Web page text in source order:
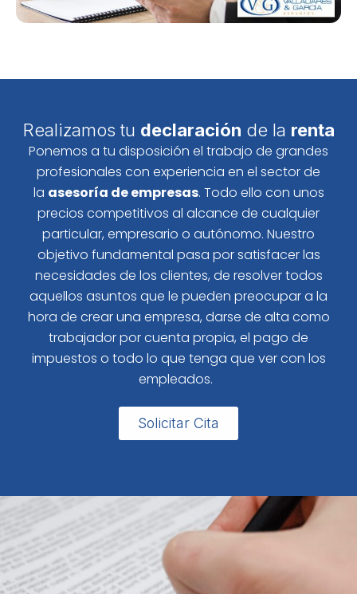
Realizamos tu declaración de la renta
Ponemos a tu disposición el trabajo de grandes
profesionales con experiencia en el sector de
la asesoría de empresas. Todo ello con unos
precios competitivos al alcance de cualquier
particular, empresario o autónomo. Nuestro
objetivo fundamental pasa por satisfacer las
necesidades de los clientes, de resolver todos
aquellos asuntos que le pueden preocupar a la
hora de crear una empresa, darse de alta como
trabajador por cuenta propia, el pago de
impuestos o todo lo que tenga que ver con los
empleados.
Solicitar Cita